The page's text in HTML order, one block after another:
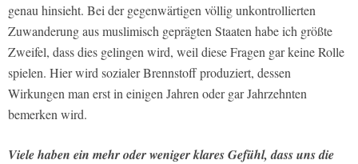
genau hinsieht. Bei der gegenwärtigen völlig unkontrollierten
Zuwanderung aus muslimisch geprägten Staaten habe ich größte
Zweifel, dass dies gelingen wird, weil diese Fragen gar keine Rolle
spielen. Hier wird sozialer Brennstoff produziert, dessen
Wirkungen man erst in einigen Jahren oder gar Jahrzehnten
bemerken wird.
Viele haben ein mehr oder weniger klares Gefühl, dass uns die